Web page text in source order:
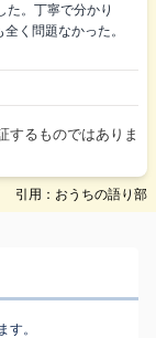
た。丁寧で分かり
く問題なかった。
するものではありま
引用：おうちの語り部
す。